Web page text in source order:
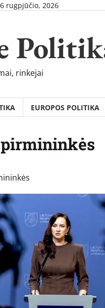
rugpjūčio, 2026
rinkejai
EUROPOS POLITIKA
pirmininkės